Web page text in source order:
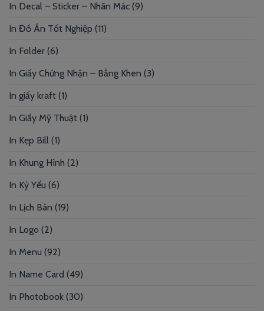
In Decal – Sticker – Nhãn Mác (9)
In Đồ Án Tốt Nghiệp (11)
In Folder (6)
In Giấy Chứng Nhận – Bằng Khen (3)
In giấy kraft (1)
In Giấy Mỹ Thuật (1)
In Kẹp Bill (1)
In Khung Hình (2)
In Kỷ Yếu (6)
In Lịch Bàn (19)
In Logo (2)
In Menu (92)
In Name Card (49)
In Photobook (30)